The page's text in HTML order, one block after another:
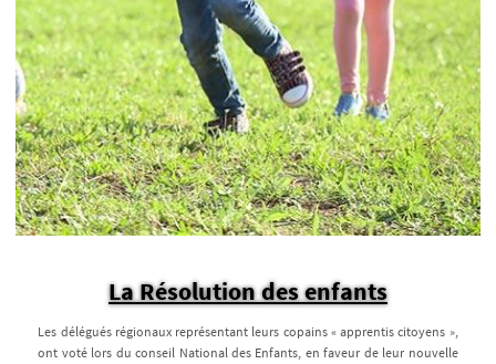
La Résolution des enfants
Les délégués régionaux représentant leurs copains « apprentis citoyens »,
ont voté lors du conseil National des Enfants, en faveur de leur nouvelle